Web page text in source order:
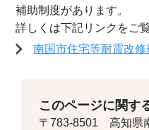
補助制度があります。
詳しくは下記リンクをご
南国市住宅等耐震改
このページに関す
〒783-8501 高知県